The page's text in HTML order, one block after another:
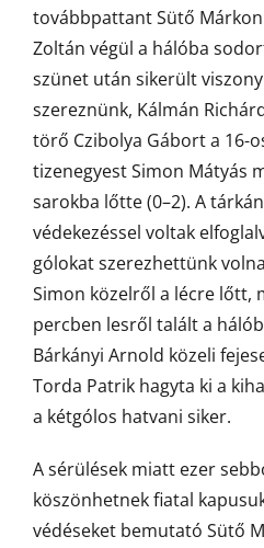
továbbpattant Sütő
Zoltán végül a hálóba
szünet után sikerült
szereznünk, Kálmán
törő Czibolya Gábort a 16-
tizenegyest Simon Mátyás
sarokba lőtte (0–2). A
védekezéssel voltak
gólokat szerezhettünk
Simon közelről a lécre lőtt,
percben lesről talált a
Bárkányi Arnold közeli
Torda Patrik hagyta ki a
a kétgólos hatvani siker.
A sérülések miatt ezer
köszönhetnek fiatal
védéseket bemutató Sütő